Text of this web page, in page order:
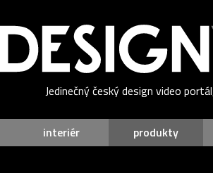
Jedinečný český design video
interiér produkty